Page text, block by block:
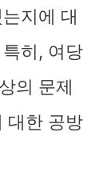
지에 대
히, 여당
의 문제
대한 공방